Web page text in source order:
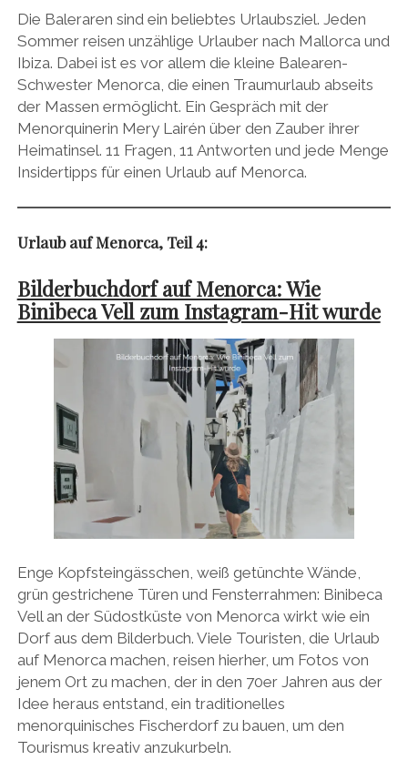
Die Baleraren sind ein beliebtes Urlaubsziel. Jeden
Sommer reisen unzählige Urlauber nach Mallorca und
Ibiza. Dabei ist es vor allem die kleine Balearen-
Schwester Menorca, die einen Traumurlaub abseits
der Massen ermöglicht. Ein Gespräch mit der
Menorquinerin Mery Lairén über den Zauber ihrer
Heimatinsel. 11 Fragen, 11 Antworten und jede Menge
Insidertipps für einen Urlaub auf Menorca.
Urlaub auf Menorca, Teil 4:
Bilderbuchdorf auf Menorca: Wie
Binibeca Vell zum Instagram-Hit wurde
Enge Kopfsteingässchen, weiß getünchte Wände,
grün gestrichene Türen und Fensterrahmen: Binibeca
Vell an der Südostküste von Menorca wirkt wie ein
Dorf aus dem Bilderbuch. Viele Touristen, die Urlaub
auf Menorca machen, reisen hierher, um Fotos von
jenem Ort zu machen, der in den 70er Jahren aus der
Idee heraus entstand, ein traditionelles
menorquinisches Fischerdorf zu bauen, um den
Tourismus kreativ anzukurbeln.